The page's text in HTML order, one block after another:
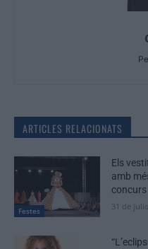
ARTICLES RELACIONATS
Festes
Els
amb
concurs
31 de